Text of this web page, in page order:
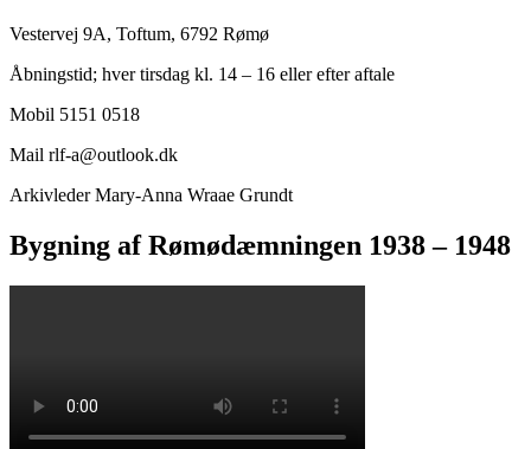
Vestervej 9A, Toftum, 6792 Rømø
Åbningstid; hver tirsdag kl. 14 – 16 eller efter aftale
Mobil 5151 0518
Mail rlf-a@outlook.dk
Arkivleder Mary-Anna Wraae Grundt
Bygning af Rømødæmningen 1938 – 1948